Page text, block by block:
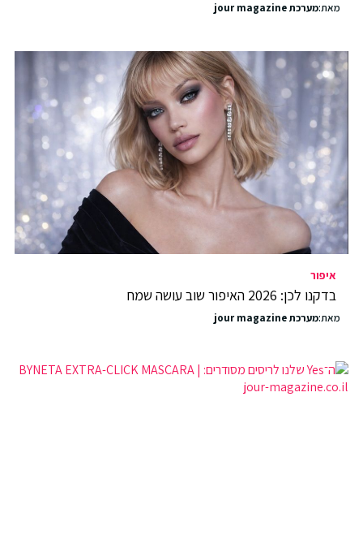
מאת:מערכת jour magazine
איפור
בדקנו לכן: 2026 האיפור שוב עושה שמח
מאת:מערכת jour magazine